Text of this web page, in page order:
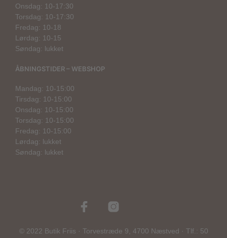
Onsdag: 10-17:30
Torsdag: 10-17:30
Fredag: 10-18
Lørdag: 10-15
Søndag: lukket
ÅBNINGSTIDER – WEBSHOP
Mandag: 10-15:00
Tirsdag: 10-15:00
Onsdag: 10-15:00
Torsdag: 10-15:00
Fredag: 10-15:00
Lørdag: lukket
Søndag: lukket
© 2022 Butik Friis · Torvestræde 9, 4700 Næstved · Tlf.: 50